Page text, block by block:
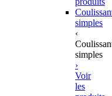
simples
‹
simples
›
Voir
les